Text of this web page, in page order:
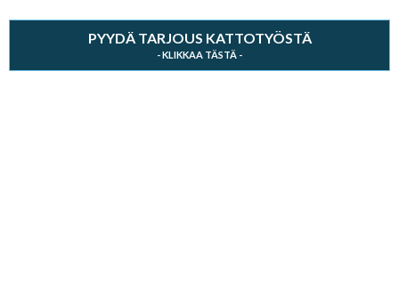
PYYDÄ TARJOUS KATTOTYÖSTÄ